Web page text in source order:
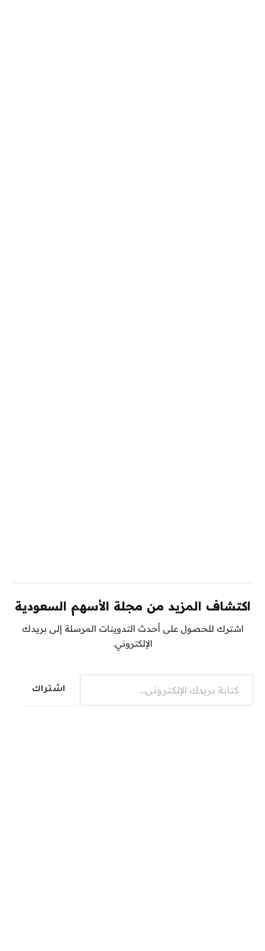
اكتشاف المزيد من مجلة الأسهم السعودية
اشترك للحصول على أحدث التدوينات المرسلة إلى بريدك
الإلكتروني.
كتابة بريدك الإلكتروني...
اشتراك